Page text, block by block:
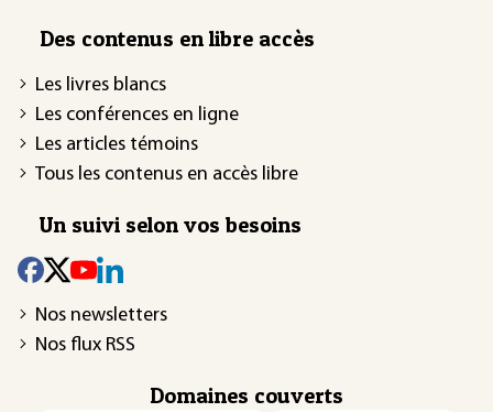
Des contenus en libre accès
Les livres blancs
Les conférences en ligne
Les articles témoins
Tous les contenus en accès libre
Un suivi selon vos besoins
Nos newsletters
Nos flux RSS
Domaines couverts